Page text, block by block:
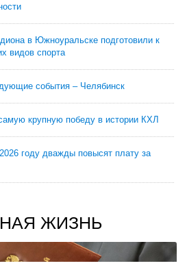
в Южноуральске подготовили к
видов спорта
события – Челябинск
крупную победу в истории КХЛ
году дважды повысят плату за
ЖИЗНЬ